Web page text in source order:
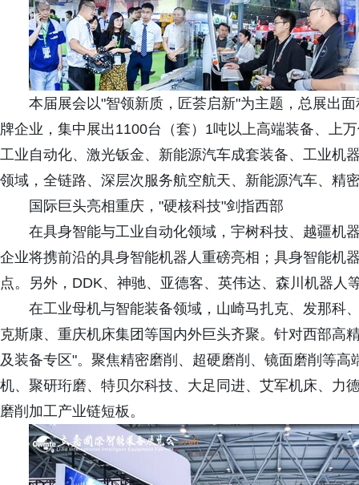
本届展会以"智领新质，匠荟启新"为主题，总展出
牌企业，集中展出1100台（套）1吨以上高端装备、上
工业自动化、激光钣金、新能源汽车成套装备、工业机
领域，全链路、深层次服务航空航天、新能源汽车、精
国际巨头亮相重庆，"硬核科技"剑指西部
在具身智能与工业自动化领域，宇树科技、越疆机
企业将携前沿的具身智能机器人重磅亮相；具身智能机
点。另外，DDK、神驰、亚德客、英伟达、森川机器人
在工业母机与智能装备领域，山崎马扎克、发那科
克斯康、重庆机床集团等国内外巨头齐聚。针对西部高
及装备专区"。聚焦精密磨削、超硬磨削、镜面磨削等
机、聚研珩磨、特贝尔科技、大足同进、艾军机床、力
磨削加工产业链短板。